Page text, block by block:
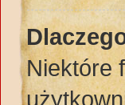
Niektóre